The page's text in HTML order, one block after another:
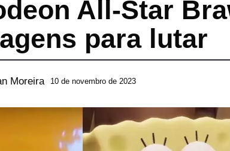
All-Star
para lutar
Moreira 10 de novembro de 2023
m